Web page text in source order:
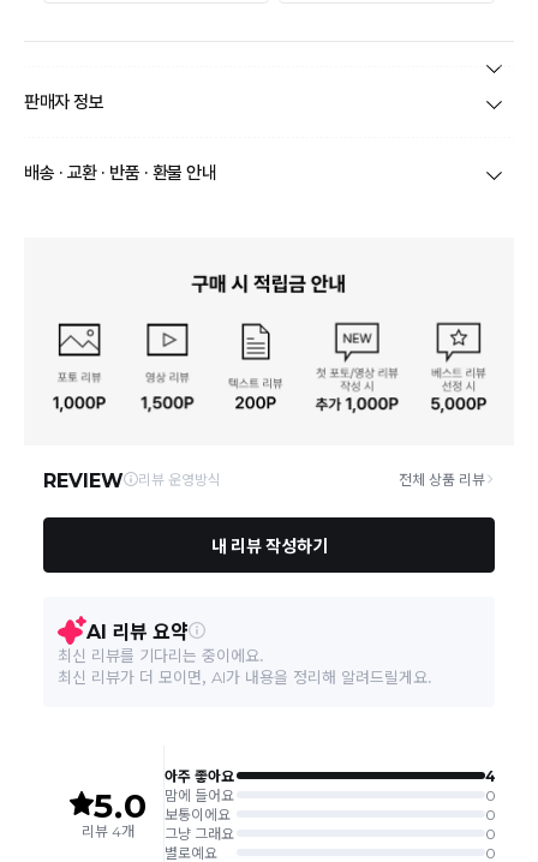
것으로 해당 정보에 대한 책임은 판매자에게 있습니다.
판매자 정보
상호/대표자 (주)바바패션_지고트(OUTLET) / 문장우
02-1800-8878
영업소재지 06531 서울 서초구 신반포로 339 (주)바바패션
배송 · 교환 · 반품 · 환불 안내
배송
빠른 배송을 위해 준비되는 상품부터부분 발송
당사 계약택배는 CJ대한통운이며, 배송비는 5만원 이상 구매 시 배
송비는 무료이나, 도서 산간은 추가 배송비/도선료가 발생합니다.
결제완료 후 평균 3~5일(토요일 및 공휴일 제외) 이내에 배송 시작
되며, 매장 수급 제품의 경우에는 7~10일정도 소요될 수 있습니다.
일부 상품의 경우
매장에서 직접 배송이 이루어지며
대한통운 외 타
주문취소는 '주문접수' 상태에서만 가능합니다.
될 수 있습니다.
교환/반품 접수는수령 후 익일부터 사이트에서 직접 접수
배송완료일로부터 7일 이내
능하니 이점 참고해주시기 바랍니다.
사이트 접수시 자동 CJ대한통운 회수 진행되며, 타택배 착불로 보
내주시는경우 자동 반송됩니다.
반송지: 경기도 여주시 점동면 장여로 545(원부리 204-6번지)
합니다.
같은 주문번호의 반품시에만 합포장 해주셔야 하며, 개별 포장시에
는 추가 접수 요청을 해주셔야 가능합니다.(별도입고시 택배비 추가